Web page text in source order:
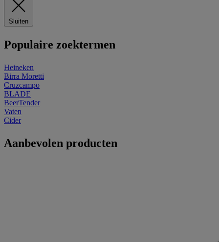
Sluiten
Populaire zoektermen
Heineken
Birra Moretti
Cruzcampo
BLADE
BeerTender
Vaten
Cider
Aanbevolen producten